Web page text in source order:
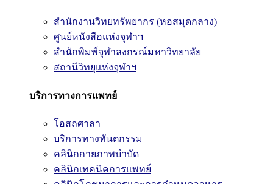
สำนักงานวิทยทรัพยากร (หอสมุดกลาง)
ศูนย์หนังสือแห่งจุฬาฯ
สำนักพิมพ์จุฬาลงกรณ์มหาวิทยาลัย
สถานีวิทยุแห่งจุฬาฯ
บริการทางการแพทย์
โอสถศาลา
บริการทางทันตกรรม
คลินิกกายภาพบำบัด
คลินิกเทคนิคการแพทย์